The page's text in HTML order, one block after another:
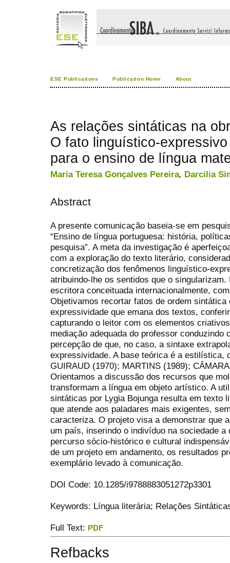
ESE Publications Publication Home About
As relações sintáticas na
O fato linguístico-
para o ensino de língua
Maria Teresa Gonçalves Pereira, Darcilia
Abstract
A presente comunicação baseia-se em
“Ensino de língua portuguesa: história,
pesquisa”. A meta da investigação é
com a exploração do texto literário,
concretização dos fenômenos linguístico-
atribuindo-lhe os sentidos que o
escritora conceituada internacionalmente,
Objetivamos recortar fatos de ordem sintática
expressividade que emana dos textos,
capturando o leitor com os elementos
mediação adequada do professor conduzindo
percepção de que, no caso, a sintaxe
expressividade. A base teórica é a estilística,
GUIRAUD (1970); MARTINS (1989);
Orientamos a discussão dos recursos que
transformam a língua em objeto artístico. A
sintáticas por Lygia Bojunga resulta em texto
que atende aos paladares mais exigentes,
caracteriza. O projeto visa a demonstrar que
um país, inserindo o indivíduo na sociedade a
percurso sócio-histórico e cultural
de um projeto em andamento, os resultados
exemplário levado à comunicação.
DOI Code: 10.1285/i9788883051272p3301
Keywords: Língua literária; Relações
Full Text: PDF
Refbacks